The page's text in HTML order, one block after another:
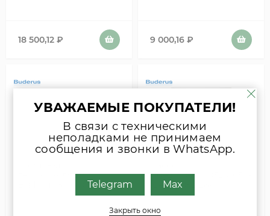
18 500,12 ₽ 9 000,16 ₽
термоизоляции
Buderus 87161018770
U042/U044/U052/U054-
-24K_U052-28K
УВАЖАЕМЫЕ ПОКУПАТЕЛИ!
В связи с техническими
неполадками не принимаем
сообщения и звонки в WhatsApp.
Telegram Max
Закрыть окно